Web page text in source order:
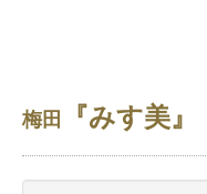
梅田 『みす美』